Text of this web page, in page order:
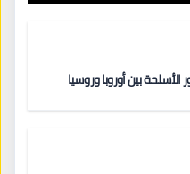
بين أوروبا وروسيا